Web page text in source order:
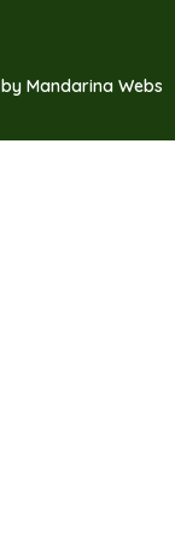
by Mandarina Webs